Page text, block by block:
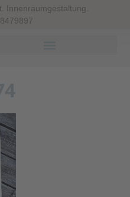
Innenraumgestaltung.